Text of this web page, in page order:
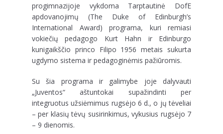
progimnazijoje vykdoma Tarptautinė DofE
apdovanojimų (The Duke of Edinburgh’s
International Award) programa, kuri remiasi
vokiečių pedagogo Kurt Hahn ir Edinburgo
kunigaikščio princo Filipo 1956 metais sukurta
ugdymo sistema ir pedagoginėmis pažiūromis.
Su šia programa ir galimybe joje dalyvauti
„Juventos“ aštuntokai supažindinti per
integruotus užsiėmimus rugsėjo 6 d., o jų tėveliai
– per klasių tėvų susirinkimus, vykusius rugsėjo 7
– 9 dienomis.